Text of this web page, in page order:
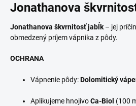
Jonathanova
Jonathanova škvrnitosť jabĺk – jej
obmedzený príjem vápnika z pôdy.
OCHRANA
Vápnenie pôdy:Dolomitický
Aplikujeme hnojivoCa-Biol (100